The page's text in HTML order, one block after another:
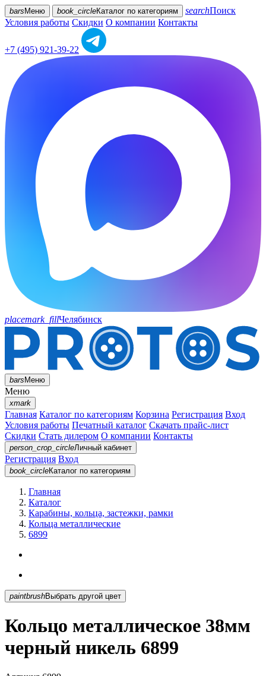
bars Меню book_circleКаталог по категориям searchПоиск
Условия работы Скидки О компании Контакты
+7 (495) 921-39-22
placemark_fillЧелябинск
barsМеню
Меню
xmark
Главная Каталог по категориям Корзина Регистрация Вход
Условия работы Печатный каталог Скачать прайс-лист
Скидки Стать дилером О компании Контакты
person_crop_circleЛичный кабинет
Регистрация Вход
book_circleКаталог по категориям
Главная
Каталог
Карабины, кольца, застежки, рамки
Кольца металлические
6899
paintbrush Выбрать другой цвет
Кольцо металлическое 38мм
черный никель 6899